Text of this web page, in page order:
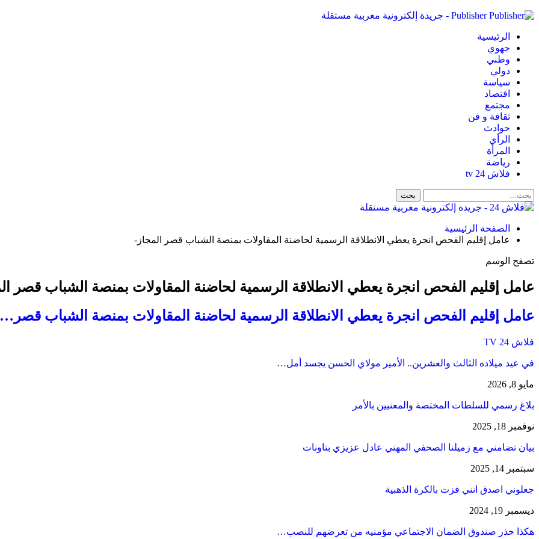
Publisher - جريدة إلكترونية مغربية مستقلة
الرئيسية
جهوي
وطني
دولي
سياسة
اقتصاد
مجتمع
ثقافة و فن
حوادث
الرأي
المرأة
رياضة
فلاش 24 tv
الصفحة الرئيسية
عامل إقليم الفحص انجرة يعطي الانطلاقة الرسمية لحاضنة المقاولات بمنصة الشباب قصر المجاز-
تصفح الوسم
عامل إقليم الفحص انجرة يعطي الانطلاقة الرسمية لحاضنة المقاولات بمنصة الشباب قصر
عامل إقليم الفحص انجرة يعطي الانطلاقة الرسمية لحاضنة المقاولات بمنصة الشباب قصر…
فلاش 24 TV
في عيد ميلاده الثالث والعشرين.. الأمير مولاي الحسن يجسد أمل…
مايو 8, 2026
بلاغ رسمي للسلطات المختصة والمعنيين بالأمر
نوفمبر 18, 2025
بيان تضامني مع زميلنا الصحفي المهني عادل عزيزي بتاونات
سبتمبر 14, 2025
جعلوني اصدق انني فزت بالكرة الذهبية
ديسمبر 19, 2024
هكذا حذر صندوق الضمان الاجتماعي مؤمنيه من تعرضهم للنصب…